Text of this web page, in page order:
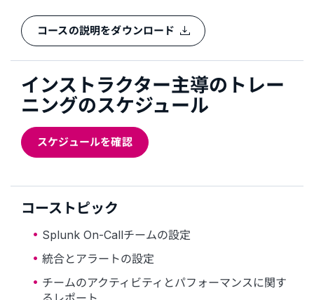
コースの説明をダウンロード
インストラクター主導のトレー
ニングのスケジュール
スケジュールを確認
コーストピック
Splunk On-Callチームの設定
統合とアラートの設定
チームのアクティビティとパフォーマンスに関す